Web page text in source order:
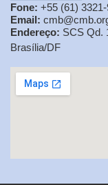
Fone: +55 (61)
Email:
Endereço: SCS Qd.
Brasília/DF